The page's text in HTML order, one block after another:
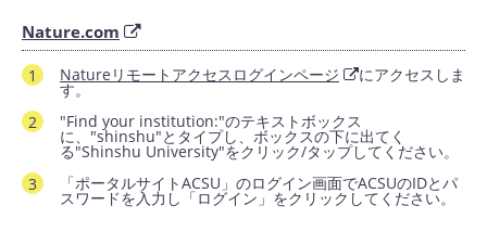
Nature.com
Natureリモートアクセスログインページ にアクセスしま
す。
"Find your institution:"のテキストボックス
に、"shinshu"とタイプし、ボックスの下に出てく
る"Shinshu University"をクリック/タップしてください。
「ポータルサイトACSU」のログイン画面でACSUのIDとパ
スワードを入力し「ログイン」をクリックしてください。